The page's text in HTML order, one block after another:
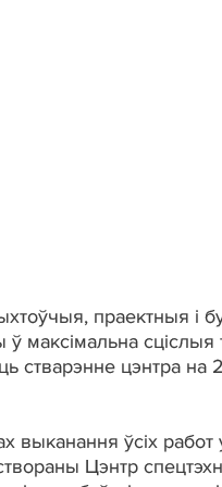
праектныя і
максімальна
стварэнне цэнтра на
выканання ўсіх
Цэнтр